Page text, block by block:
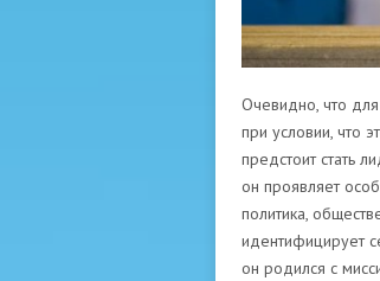
Очевидно, что
при условии, что
предстоит стать
он проявляет
политика,
идентифицирует
он родился с